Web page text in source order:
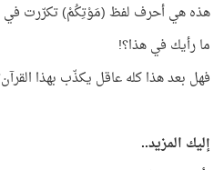
هذه هي أحرف لفظ (مَوْتِكُمْ) تكرّرت في
ما رأيك في هذا؟!
فهل بعد هذا كله عاقل يكذّب بهذا
إليك المزيد..